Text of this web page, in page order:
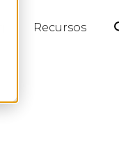
Recursos